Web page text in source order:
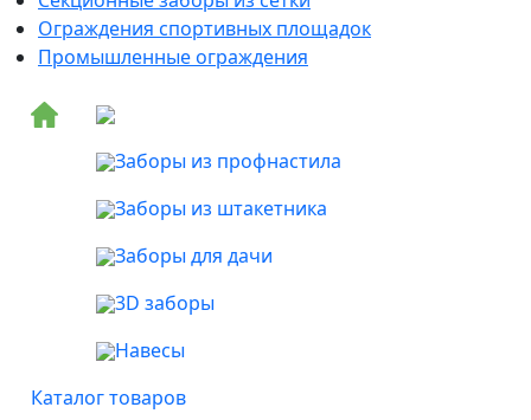
Ограждения спортивных площадок
Промышленные ограждения
Заборы из профнастила
Заборы из штакетника
Заборы для дачи
3D заборы
Навесы
Каталог товаров